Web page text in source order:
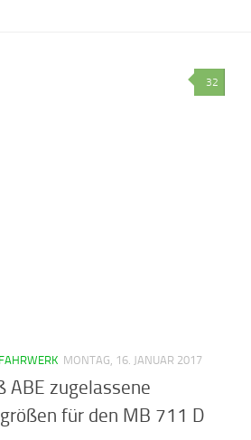
32
MONTAG, 16. JANUAR 2017
ABE zugelassene
für den MB 711 D